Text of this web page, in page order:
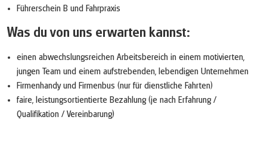
Führerschein B und Fahrpraxis
Was du von uns erwarten kannst:
einen abwechslungsreichen Arbeitsbereich in einem motivierten,
jungen Team und einem aufstrebenden, lebendigen Unternehmen
Firmenhandy und Firmenbus (nur für dienstliche Fahrten)
faire, leistungsortientierte Bezahlung (je nach Erfahrung /
Qualifikation / Vereinbarung)